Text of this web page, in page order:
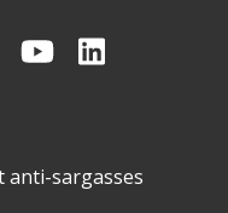
anti-sargasses